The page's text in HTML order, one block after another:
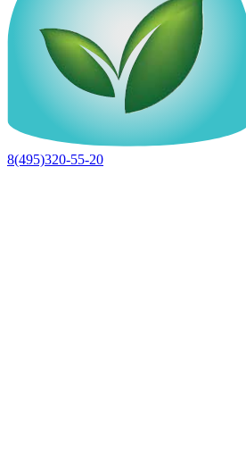
8(495)320-55-20